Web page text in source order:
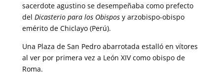
sacerdote agustino se desempeñaba como prefecto
del Dicasterio para los Obisposy arzobispo-obispo
emérito de Chiclayo (Perú).
Una Plaza de San Pedro abarrotada estalló en vítores
al ver por primera vez a León XIV como obispo de
Roma.